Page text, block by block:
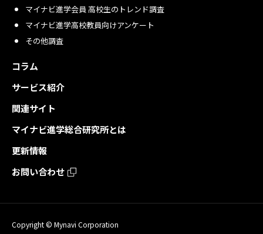
マイナビ進学会員 高校生のトレンド調査
マイナビ進学高校教員向けアンケート
その他調査
コラム
サービス紹介
関連サイト
マイナビ進学総合研究所とは
更新情報
お問い合わせ
Copyright © Mynavi Corporation